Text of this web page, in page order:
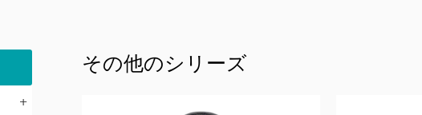
+
その他のシリーズ